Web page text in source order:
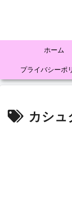
ホーム
プライバシーポ
カシュ